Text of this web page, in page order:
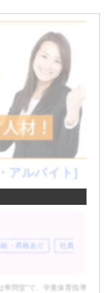
アルバイト]
給・昇格あり
問堂”で、学童保育指導